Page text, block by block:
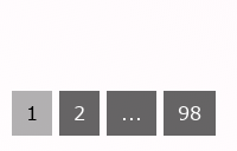
1 2 ... 98